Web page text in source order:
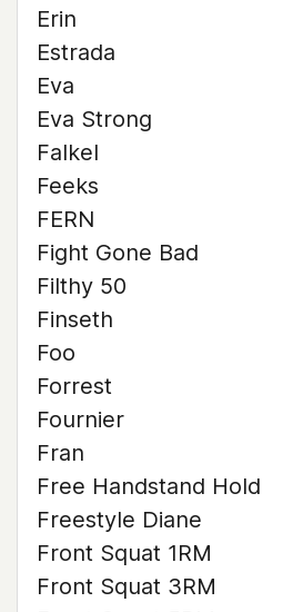
Erin
Estrada
Eva
Eva Strong
Falkel
Feeks
FERN
Fight Gone Bad
Filthy 50
Finseth
Foo
Forrest
Fournier
Fran
Free Handstand Hold
Freestyle Diane
Front Squat 1RM
Front Squat 3RM